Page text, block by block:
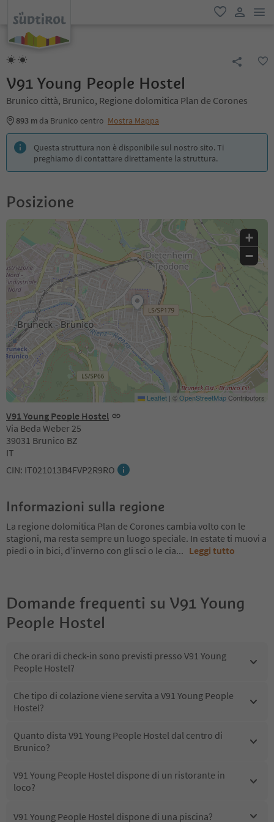
favoriti
V91 Young People Hostel
Brunico città, Brunico, Regione dolomitica Plan de Corones
893 m da Brunico centro Mostra Mappa
Questa struttura non è disponibile sul nostro sito. Ti
preghiamo di contattare direttamente la struttura.
Posizione
V91 Young People Hostel
Via Beda Weber 25
39031 Brunico BZ
IT
CIN: IT021013B4FVP2R9RO
+
−
Leaflet | ©OpenStreetMap Contributors
Informazioni sulla regione
La regione dolomitica Plan de Corones cambia volto con le
stagioni, ma resta sempre un luogo speciale. In estate ti muovi a
piedi o in bici, d’inverno con gli sci o le cia... Leggi tutto
Domande frequenti su V91 Young
People Hostel
Che orari di check-in sono previsti presso V91 Young
People Hostel?
Che tipo di colazione viene servita a V91 Young People
Hostel?
Quanto dista V91 Young People Hostel dal centro di
Brunico?
V91 Young People Hostel dispone di un ristorante in
loco?
V91 Young People Hostel dispone di una piscina?